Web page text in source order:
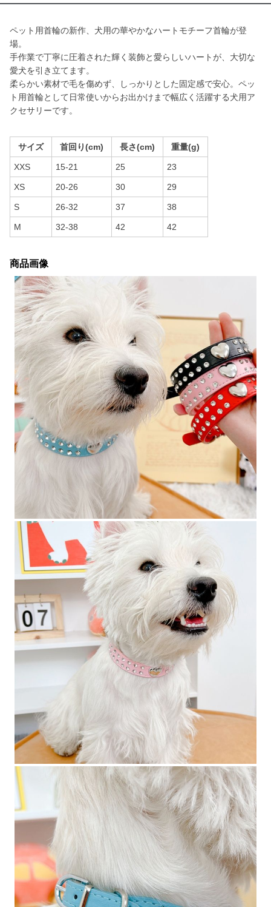
ペット用首輪の新作、犬用の華やかなハートモチーフ首輪が登
場。
手作業で丁寧に圧着された輝く装飾と愛らしいハートが、大切な
愛犬を引き立てます。
柔らかい素材で毛を傷めず、しっかりとした固定感で安心。ペッ
ト用首輪として日常使いからお出かけまで幅広く活躍する犬用ア
クセサリーです。
サイズ 首回り(cm) 長さ(cm) 重量(g)
XXS 15-21 25 23
XS 20-26 30 29
S 26-32 37 38
M 32-38 42 42
商品画像